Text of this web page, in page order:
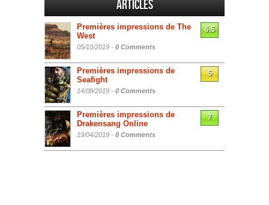
Articles
Premières impressions de The
West
05/10/2019 - 0 Comments
6.5
Premières impressions de
Seafight
14/09/2019 - 0 Comments
5
Premières impressions de
Drakensang Online
19/04/2019 - 0 Comments
7